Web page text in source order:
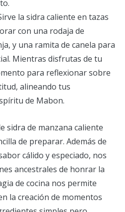
la sidra caliente en tazas
con una rodaja de
y una ramita de canela para
Mientras disfrutas de tu
para reflexionar sobre
alineando tus
de Mabon.
sidra de manzana caliente
de preparar. Además de
cálido y especiado, nos
ancestrales de honrar la
de cocina nos permite
la creación de momentos